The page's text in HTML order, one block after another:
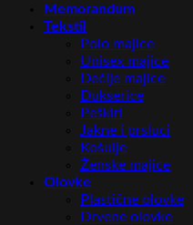
Memorandum
Tekstil
Polo majice
Unisex majice
Dečije majice
Dukserice
Peškiri
Jakne i prsluci
Košulje
Ženske majice
Olovke
Plastične olovke
Drvene olovke